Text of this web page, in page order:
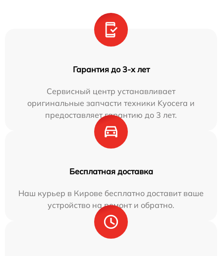
Гарантия до 3-х лет
Сервисный центр устанавливает
оригинальные запчасти техники Kyocera и
предоставляет гарантию до 3 лет.
Бесплатная доставка
Наш курьер в Кирове бесплатно доставит ваше
устройство на ремонт и обратно.